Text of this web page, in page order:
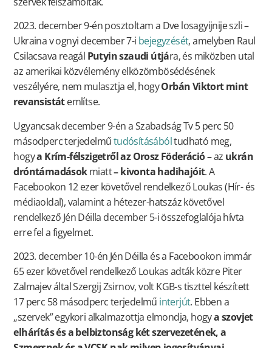
2023. december 9-én posztoltam a Dve losagyijnije szli –
Ukraina v ognyi december 7-i bejegyzését, amelyben Raul
Csilacsava reagál Putyin szaudi útjára, és miközben utal
az amerikai közvélemény elközömbösédésének
veszélyére, nem mulasztja el, hogyOrbán Viktort mint
revansistátemlítse.
Ugyancsak december 9-én a Szabadság Tv 5 perc 50
másodperc terjedelműtudósításábóltudható meg,
hogya Krím-félszigetről az Orosz Föderáció –az ukrán
dróntámadásokmiatt– kivonta hadihajóit. A
Facebookon 12 ezer követővel rendelkező Loukas (Hír- és
médiaoldal), valamint a hétezer-hatszáz követővel
rendelkező Jén Déilla december 5-i összefoglalója hívta
erre fel a figyelmet.
2023. december 10-én Jén Déilla és a Facebookon immár
65 ezer követővel rendelkező Loukas adták közre Piter
Zalmajev által Szergij Zsirnov, volt KGB-s tiszttel készített
17 perc 58 másodperc terjedelmű interjút. Ebben a
„szervek” egykori alkalmazottja elmondja, hogya szovjet
elhárítás és a belbiztonság két szervezetének, a